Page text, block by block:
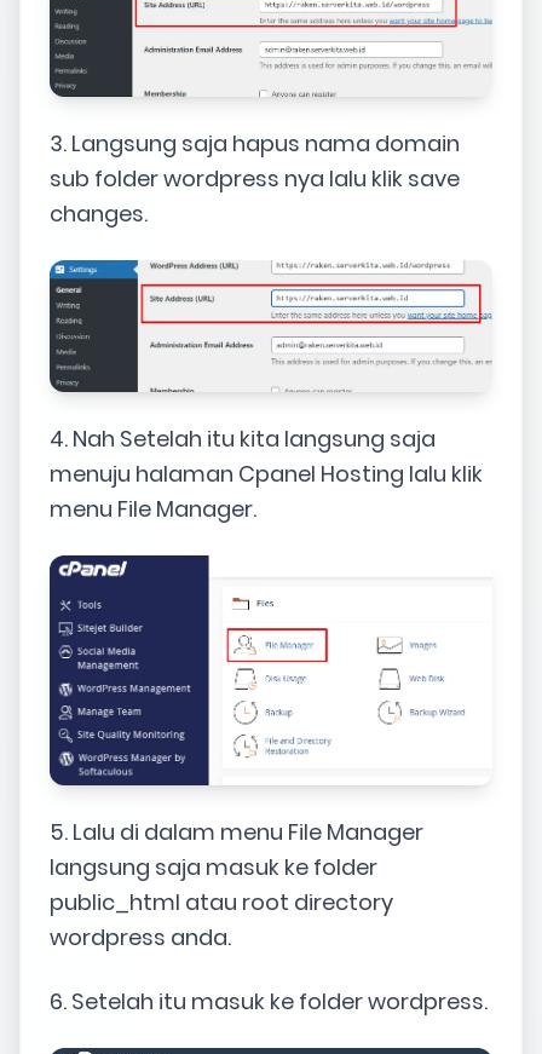
3. Langsung saja hapus nama domain
sub folder wordpress nya lalu klik save
changes.
4. Nah Setelah itu kita langsung saja
menuju halaman Cpanel Hosting lalu klik
menu File Manager.
5. Lalu di dalam menu File Manager
langsung saja masuk ke folder
public_html atau root directory
wordpress anda.
6. Setelah itu masuk ke folder wordpress.